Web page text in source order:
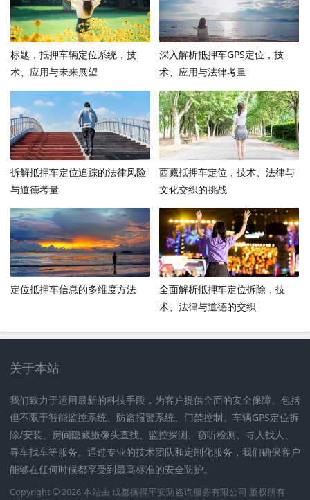
标题，抵押车辆定位系统，技
术、应用与未来展望
深入解析抵押车GPS定位，技
术、应用与法律考量
拆解抵押车定位追踪的法律风险
与道德考量
西藏抵押车定位，技术、法律与
文化交织的挑战
定位抵押车信息的多维度方法
全面解析抵押车定位拆除，技
术、法律与道德的交织
关于本站
我们致力于运用最新的科技手段，为客户提供全面的安全保障。包括
但不限于智能监控系统、防盗报警系统、门禁控制、车辆GPS定位拆
除/安装、房间隐藏摄像头查找、监控探测、窃听检测、寻人找人、
寻车找车等服务。通过专业的技术团队和定制化服务，我们确保客户
能够在任何时候都享受到最高标准的安全防护。
Copyright © 2026 本站由 成都搁得平安防咨询服务有限公司 版权所有